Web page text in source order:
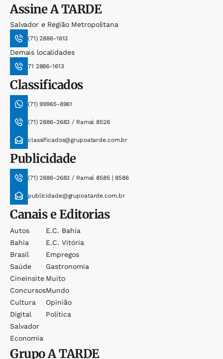
AssineA TARDE
Salvador e Região Metropolitana
(71) 2886-1613
Demais localidades
71 2886-1613
Classificados
(71) 99965-8961
(71) 2886-2683 / Ramal 8526
classificados@grupoatarde.com.br
Publicidade
(71) 2886-2683 / Ramal 8585 | 8586
publicidade@grupoatarde.com.br
Canais e Editorias
Autos
Bahia
Brasil
Saúde
Cineinsite
Concursos
Cultura
Digital
Salvador
Economia
E.c. Bahia
E.c. Vitória
Empregos
Gastronomia
Muito
Mundo
Opinião
Política
GrupoA TARDE